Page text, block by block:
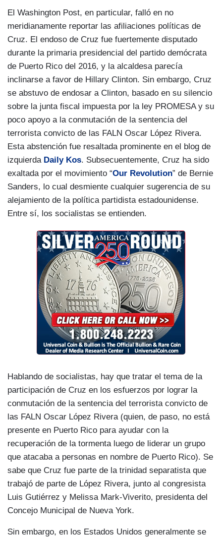
El Washington Post, en particular, falló en no
meridianamente reportar las afiliaciones políticas de
Cruz. El endoso de Cruz fue fuertemente disputado
durante la primaria presidencial del partido demócrata
de Puerto Rico del 2016, y la alcaldesa parecía
inclinarse a favor de Hillary Clinton. Sin embargo, Cruz
se abstuvo de endosar a Clinton, basado en su silencio
sobre la junta fiscal impuesta por la ley PROMESA y su
poco apoyo a la conmutación de la sentencia del
terrorista convicto de las FALN Oscar López Rivera.
Esta abstención fue resaltada prominente en el blog de
izquierda Daily Kos. Subsecuentemente, Cruz ha sido
exaltada por el movimiento “Our Revolution” de Bernie
Sanders, lo cual desmiente cualquier sugerencia de su
alejamiento de la política partidista estadounidense.
Entre sí, los socialistas se entienden.
Hablando de socialistas, hay que tratar el tema de la
participación de Cruz en los esfuerzos por lograr la
conmutación de la sentencia del terrorista convicto de
las FALN Oscar López Rivera (quien, de paso, no está
presente en Puerto Rico para ayudar con la
recuperación de la tormenta luego de liderar un grupo
que atacaba a personas en nombre de Puerto Rico). Se
sabe que Cruz fue parte de la trinidad separatista que
trabajó de parte de López Rivera, junto al congresista
Luis Gutiérrez y Melissa Mark-Viverito, presidenta del
Concejo Municipal de Nueva York.
Sin embargo, en los Estados Unidos generalmente se